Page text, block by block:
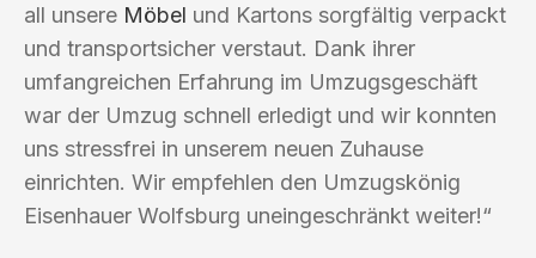
all unsere Möbel und Kartons sorgfältig verpackt
und transportsicher verstaut. Dank ihrer
umfangreichen Erfahrung im Umzugsgeschäft
war der Umzug schnell erledigt und wir konnten
uns stressfrei in unserem neuen Zuhause
einrichten. Wir empfehlen den Umzugskönig
Eisenhauer Wolfsburg uneingeschränkt weiter!“